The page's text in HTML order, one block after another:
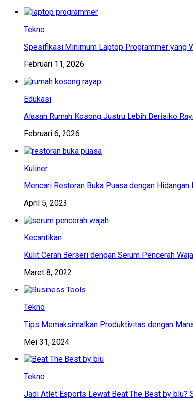
Tekno
Spesifikasi Minimum Laptop Programmer yang
Februari 11, 2026
Edukasi
Alasan Rumah Kosong Justru Lebih Berisiko
Februari 6, 2026
Kuliner
Mencari Restoran Buka Puasa dengan Hidangan
April 5, 2023
Kecantikan
Kulit Cerah Berseri dengan Serum Pencerah
Maret 8, 2022
Tekno
Tips Memaksimalkan Produktivitas dengan
Mei 31, 2024
Tekno
Jadi Atlet Esports Lewat Beat The Best by blu?